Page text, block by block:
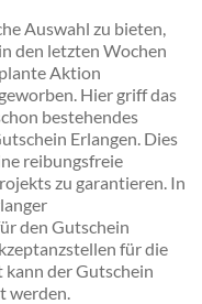
Auswahl zu bieten,
den letzten Wochen
Aktion
Hier griff das
bestehendes
Erlangen. Dies
reibungsfreie
zu garantieren. In
den Gutschein
für die
kann der Gutschein
werden.